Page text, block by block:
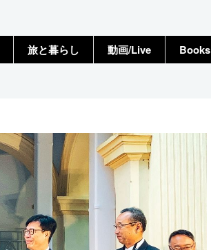
旅と暮らし 動画/Live Books